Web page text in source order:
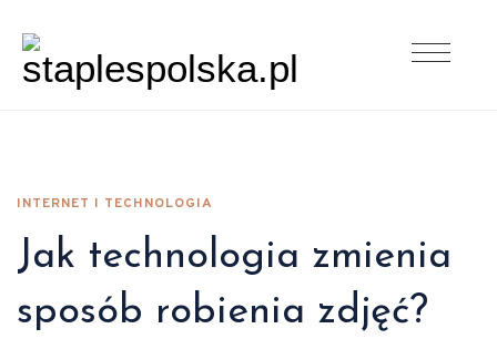
INTERNET I TECHNOLOGIA
Jak technologia zmienia
sposób robienia zdjęć?